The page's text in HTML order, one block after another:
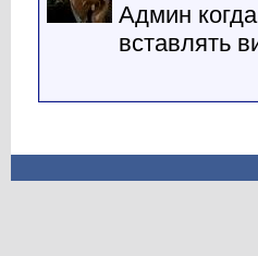
Админ
вставлять